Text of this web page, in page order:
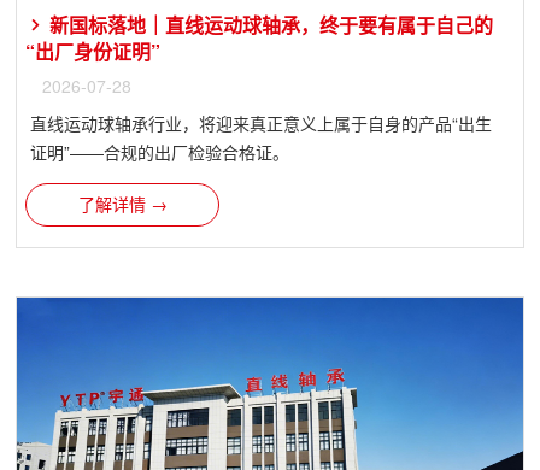
新国标落地｜直线运动球轴承，终于要有属于自己的
“出厂身份证明”
2026-07-28
直线运动球轴承行业，将迎来真正意义上属于自身的产品“出生
证明”——合规的出厂检验合格证。
了解详情 →